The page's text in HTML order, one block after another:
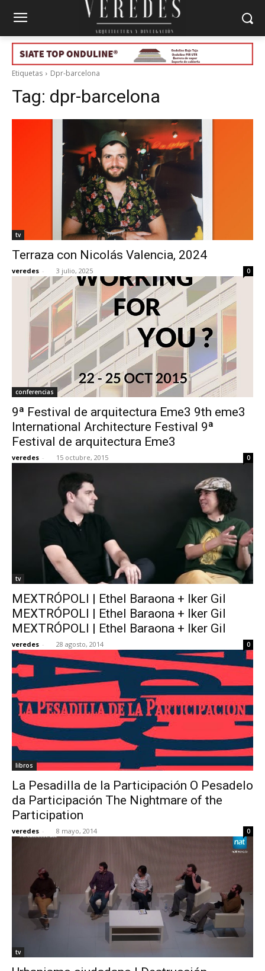
Etiquetas Dpr-barcelona
Tag: dpr-barcelona
tv
Terraza con Nicolás Valencia, 2024
veredes - 3 julio, 2025 0
conferencias
9ª Festival de arquitectura Eme3 9th eme3
International Architecture Festival 9ª
Festival de arquitectura Eme3
veredes - 15 octubre, 2015 0
tv
MEXTRÓPOLI | Ethel Baraona + Iker Gil
MEXTRÓPOLI | Ethel Baraona + Iker Gil
MEXTRÓPOLI | Ethel Baraona + Iker Gil
veredes - 28 agosto, 2014 0
libros
La Pesadilla de la Participación O Pesadelo
da Participación The Nightmare of the
Participation
veredes - 8 mayo, 2014 0
tv